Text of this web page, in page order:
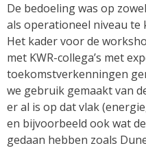
De bedoeling was op
als operationeel niveau te
Het kader voor de
met KWR-collega’s met
toekomstverkenningen
we gebruik gemaakt van
er al is op dat vlak
en bijvoorbeeld ook wat
gedaan hebben zoals